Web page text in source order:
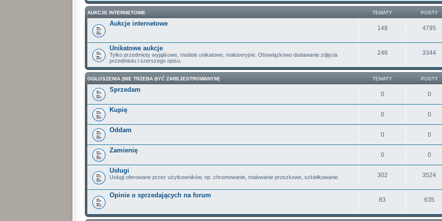
AUKCJE INTERNETOWE TEMATY POSTY
Aukcje internetowe
148 4795
Unikatowe aukcje
Tylko przedmioty wyjątkowe, modele unikatowe, małoseryjne. Obowiązkowo dodawanie zdjęcia
przedmiotu i szerszego opisu.
246 3344
OGŁOSZENIA (NIE TRZEBA BYĆ ZAREJESTROWANYM) TEMATY POSTY
Sprzedam
0 0
Kupię
0 0
Oddam
0 0
Zamienię
0 0
Usługi
Usługi oferowane przez użytkowników, np. chromowanie, malowanie proszkowe, szkiełkowanie. 302 3524
Opinie o sprzedających na forum
83 635